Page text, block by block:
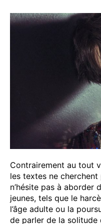
Contrairement au tout
les textes ne
n’hésite pas à aborder
jeunes, tels que le
l’âge adulte ou la
de parler de la solitude